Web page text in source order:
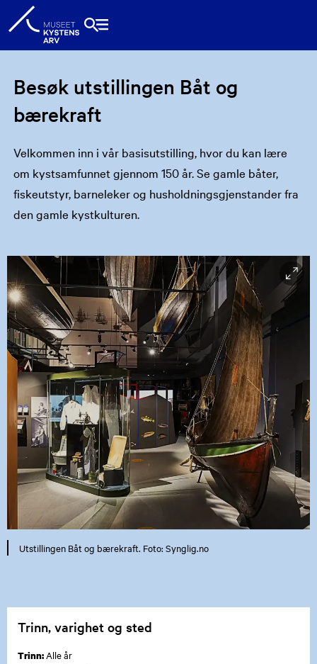
Besøk utstillingen Båt og
bærekraft
Velkommen inn i vår basisutstilling, hvor du kan lære
om kystsamfunnet gjennom 150 år. Se gamle båter,
fiskeutstyr, barneleker og husholdningsgjenstander fra
den gamle kystkulturen.
Utstillingen Båt og bærekraft. Foto: Synglig.no
Trinn, varighet og sted
Trinn:Alle år